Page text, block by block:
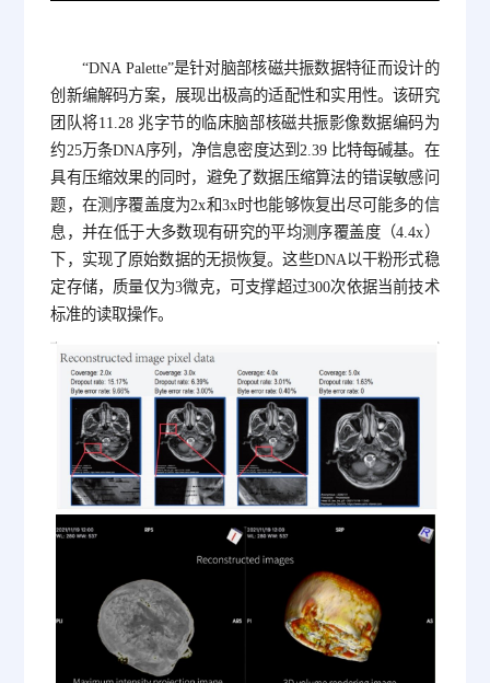
“DNA Palette”是针对脑部核磁共振数据特征而设计的
创新编解码方案，展现出极高的适配性和实用性。该研究
团队将11.28 兆字节的临床脑部核磁共振影像数据编码为
约25万条DNA序列，净信息密度达到2.39 比特每碱基。在
具有压缩效果的同时，避免了数据压缩算法的错误敏感问
题，在测序覆盖度为2x和3x时也能够恢复出尽可能多的信
息，并在低于大多数现有研究的平均测序覆盖度（4.4x）
下，实现了原始数据的无损恢复。这些DNA以干粉形式稳
定存储，质量仅为3微克，可支撑超过300次依据当前技术
标准的读取操作。